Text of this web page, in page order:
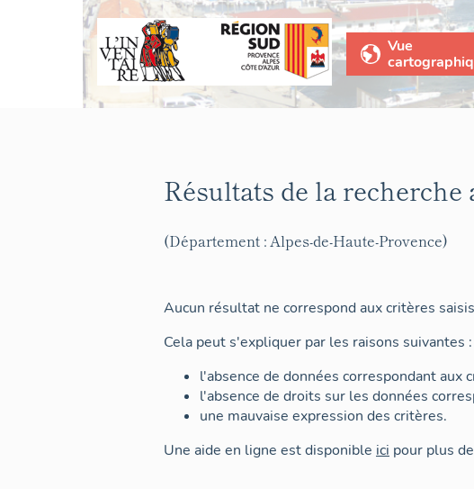
Vue
Résultats de la recherche
(Département : Alpes-de-Haute-Provence)
Aucun résultat ne correspond aux critères
Cela peut s'expliquer par les raisons suivantes :
l'absence de données correspondant aux
l'absence de droits sur les données
une mauvaise expression des critères.
Une aide en ligne est disponible ici pour plus